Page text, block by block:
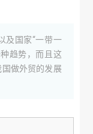
及国家“一带一
趋势，而且这
做外贸的发展